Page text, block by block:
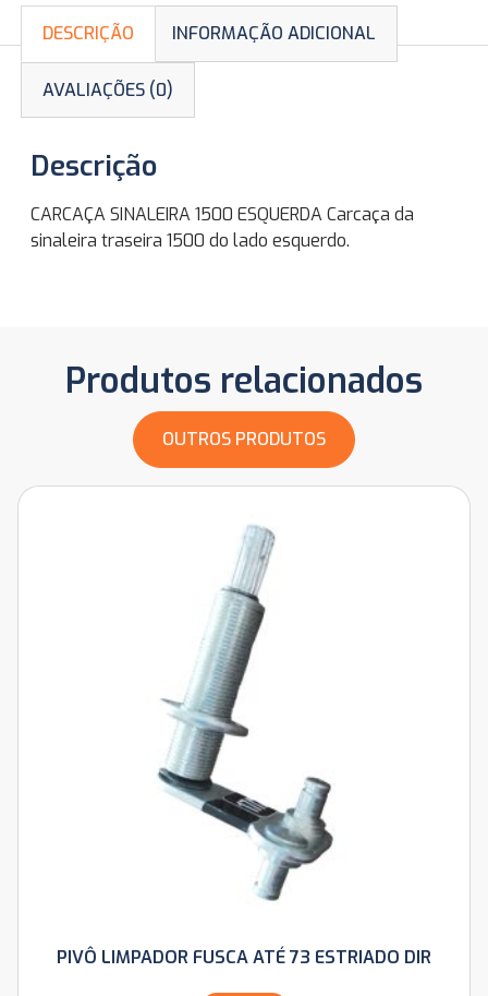
DESCRIÇÃO INFORMAÇÃO ADICIONAL
AVALIAÇÕES (0)
Descrição
CARCAÇA SINALEIRA 1500 ESQUERDA Carcaça da
sinaleira traseira 1500 do lado esquerdo.
Produtos relacionados
OUTROS PRODUTOS
PIVÔ LIMPADOR FUSCA ATÉ 73 ESTRIADO DIR